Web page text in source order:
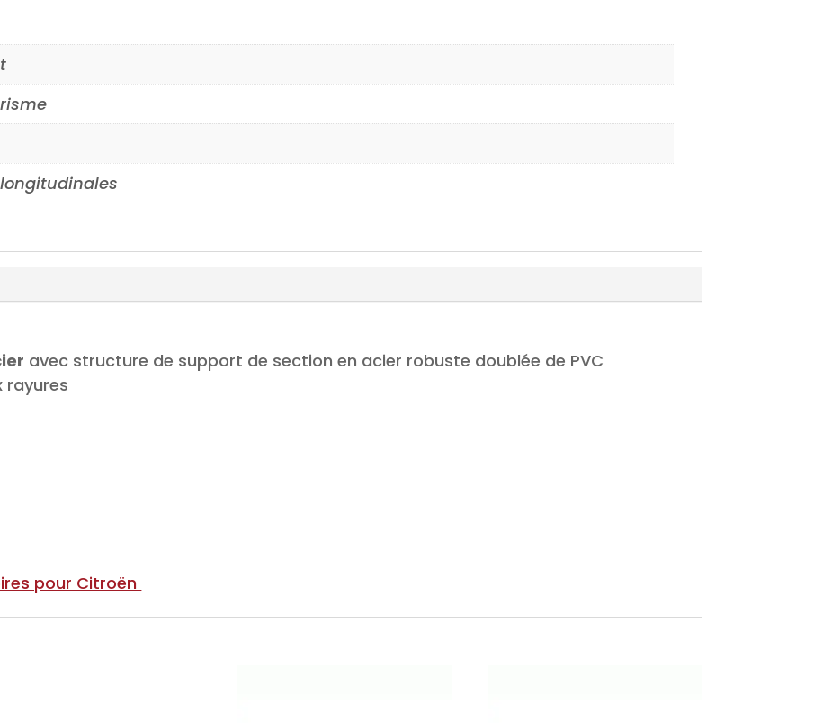
avec structure de support de section en acier robuste doublée de PVC
pour Citroën